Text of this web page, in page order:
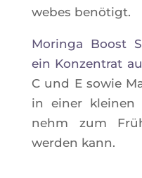
webes benötigt.
Morin­ga Boost
ein Kon­zen­trat
C und E sowie
in einer klei­nen
nehm zum
wer­den kann.